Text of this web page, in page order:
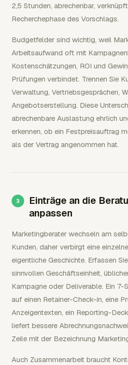
2,5 Stunden, abrechenbar,
Recherchephase des Vorschlags.
Budgetfelder sind wichtig, weil
Arbeitsaufwand oft mit
Kostenschätzungen, ROI und
Prüfungen verbindet. Trennen Sie
Verwaltung, Vertriebsgesprächen,
Angebotserstellung. Diese
abrechenbare Auslastung ehrlich
erkennen, ob ein Festpreisauftrag
als der Vertrag angenommen hat.
Einträge an die
anpassen
Marketingberater wechseln am
Kunden, daher verbirgt eine
eigentliche Geschichte. Erfassen
sinnvollen Geschäftseinheit,
Kampagne oder Deliverable. Ein
auf einen Retainer-Check-in, eine
Anzeigentexten, ein Reporting-
liefert bessere
Zeile mit der Bezeichnung
Auch Zusammenarbeit braucht